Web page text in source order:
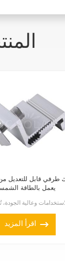
طرفي قابل للتعديل من
يعمل بالطاقة
اقرأ المزيد